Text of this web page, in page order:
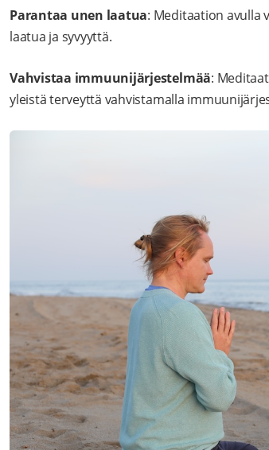
Parantaa unen laatua: Meditaation avulla
laatua ja syvyyttä.
Vahvistaa immuunijärjestelmää:
yleistä terveyttä vahvistamalla